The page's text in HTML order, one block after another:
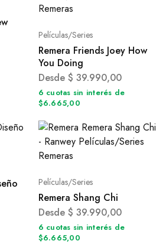
Películas/Series
Remera Friends Joey How
You Doing
Desde $ 39.990,00
6 cuotas sin interés de
$6.665,00
Películas/Series
Remera Shang Chi
Desde $ 39.990,00
6 cuotas sin interés de
$6.665,00